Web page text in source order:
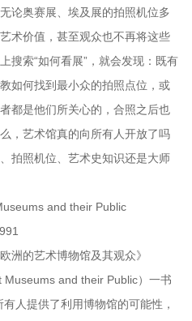
论奥赛展、埃及展的拍照机位多
术价值，甚至观众也不再将这些
搜索“如何看展”，就会发现：既有
如何找到最小众的拍照点位，或
都是他们所关心的，合照之后也
，艺术馆真的向所有人开放了吗
拍照机位、艺术史知识还是大师
and their Public
洲的艺术博物馆及其观众》
Museums and their Public）一书
人提供了利用博物馆的可能性，